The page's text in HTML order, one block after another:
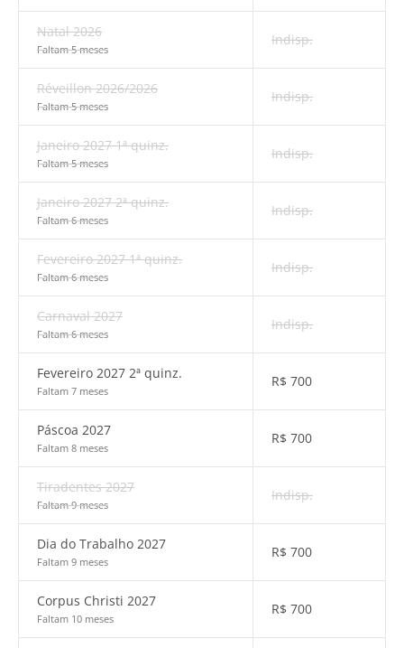
Natal 2026
Faltam 5 meses
Indisp.
Réveillon 2026/2026
Faltam 5 meses
Indisp.
Janeiro 2027 1ª quinz.
Faltam 5 meses
Indisp.
Janeiro 2027 2ª quinz.
Faltam 6 meses
Indisp.
Fevereiro 2027 1ª quinz.
Faltam 6 meses
Indisp.
Carnaval 2027
Faltam 6 meses
Indisp.
Fevereiro 2027 2ª quinz.
Faltam 7 meses
R$ 700
Páscoa 2027
Faltam 8 meses
R$ 700
Tiradentes 2027
Faltam 9 meses
Indisp.
Dia do Trabalho 2027
Faltam 9 meses
R$ 700
Corpus Christi 2027
Faltam 10 meses
R$ 700